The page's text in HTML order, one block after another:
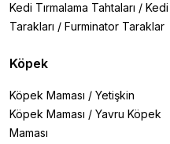
Kedi Tırmalama Tahtaları / Kedi
Tarakları / Furminator Taraklar
Köpek
Köpek Maması / Yetişkin
Köpek Maması / Yavru Köpek
Maması